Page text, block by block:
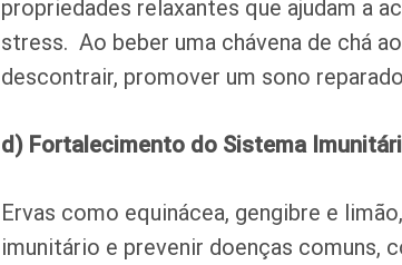
propriedades relaxantes que ajudam a
stress. Ao beber uma chávena de chá
descontrair, promover um sono
d) Fortalecimento do Sistema
Ervas como equinácea, gengibre e
imunitário e prevenir doenças comuns,